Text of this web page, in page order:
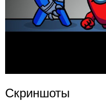
Скриншоты